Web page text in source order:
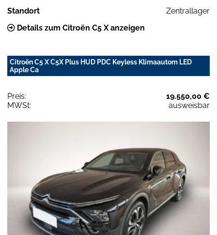
Standort
Zentrallager
Details zum Citroën C5 X anzeigen
Citroën C5 X C5X Plus HUD PDC Keyless Klimaautom LED
Apple Ca
Preis:
19.550,00 €
MWSt:
ausweisbar